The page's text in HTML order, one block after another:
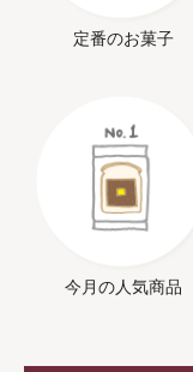
定番のお菓子
今月の人気商品